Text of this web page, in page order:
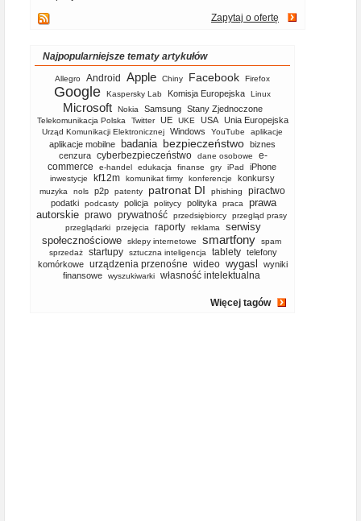
Zapytaj o ofertę
Najpopularniejsze tematy artykułów
Allegro Android Apple Chiny Facebook Firefox
Google Kaspersky Lab Komisja Europejska Linux
Microsoft Nokia Samsung Stany Zjednoczone
Telekomunikacja Polska Twitter UE UKE USA Unia Europejska
Urząd Komunikacji Elektronicznej Windows YouTube aplikacje
aplikacje mobilne badania bezpieczeństwo biznes
cenzura cyberbezpieczeństwo dane osobowe
e-
commerce
e-handel edukacja finanse gry iPad iPhone
inwestycje kf12m komunikat firmy konferencje konkursy
muzyka nols p2p patenty patronat DI phishing piractwo
podatki podcasty policja politycy polityka praca
prawa
autorskie prawo prywatność przedsiębiorcy
przegląd prasy
przeglądarki
przejęcia raporty reklama
serwisy
społecznościowe
sklepy internetowe smartfony
spam
sprzedaż
startupy sztuczna inteligencja tablety telefony
komórkowe
urządzenia przenośne wideo wygasl
wyniki
finansowe
wyszukiwarki własność intelektualna
Więcej tagów